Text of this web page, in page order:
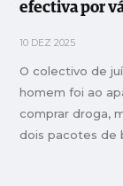
efectiva por
10 DEZ 2025
O colectivo de
homem foi ao
comprar droga,
dois pacotes de